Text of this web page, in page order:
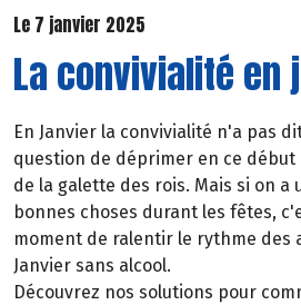
Le 7 janvier 2025
La convivialité en
En Janvier la convivialité n'a pas
question de déprimer en ce début
de la galette des rois. Mais si on a
bonnes choses durant les fêtes,
moment de ralentir le rythme des
Janvier sans alcool.
Découvrez nos solutions pour